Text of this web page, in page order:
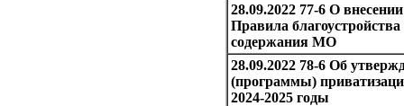
28.09.2022 77-6 О
Правила
содержания МО
28.09.2022 78-6 Об
(программы)
2024-2025 годы